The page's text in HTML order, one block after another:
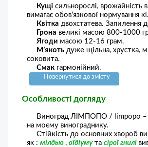
Кущі сильнорослі, врожайність
вимагає обов’язкової нормування
Квітка двохстатева. Запилення
Грона великі масою 800-1000
Ягоди масою 12-16 грам.
М’якоть дуже щільна, хрустка,
соковита.
Смак гармонійний.
Повернутися до змісту
Особливості догляду
Виноград ЛІМПОПО / limpopo –
на моєму винограднику.
Стійкість до основних хвороб
як :мілдью ,оїдіуму тасірої гнилі